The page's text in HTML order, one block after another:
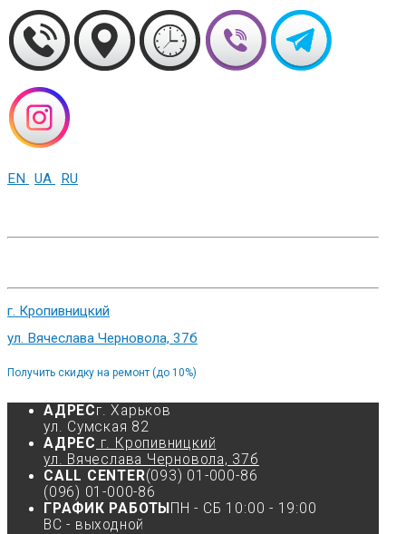
EN UA RU
г. Кропивницкий
ул. Вячеслава Черновола, 37б
Получить скидку на ремонт (до 10%)
АДРЕСг. Харьков
ул. Сумская 82
АДРЕС г. Кропивницкий
ул. Вячеслава Черновола, 37б
CALL CENTER(093) 01-000-86
(096) 01-000-86
ГРАФИК РАБОТЫ ПН - СБ 10:00 - 19:00
ВС - выходной